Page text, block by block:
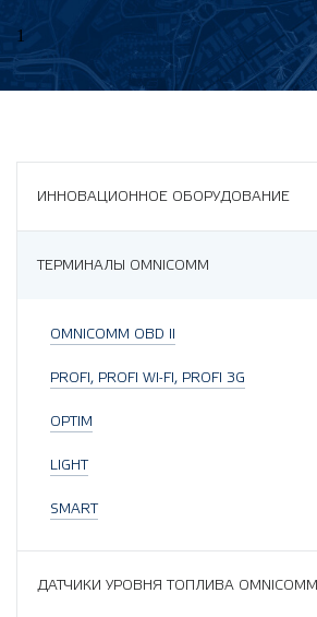
1
ИННОВАЦИОННОЕ ОБОРУДОВАНИЕ
ТЕРМИНАЛЫ OMNICOMM
OMNICOMM OBD II
PROFI, PROFI WI-FI, PROFI 3G
OPTIM
LIGHT
SMART
ДАТЧИКИ УРОВНЯ ТОПЛИВА OMNICOMM